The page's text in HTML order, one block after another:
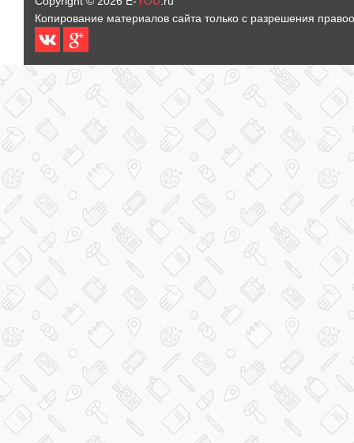
Копирование материалов сайта только с разрешения